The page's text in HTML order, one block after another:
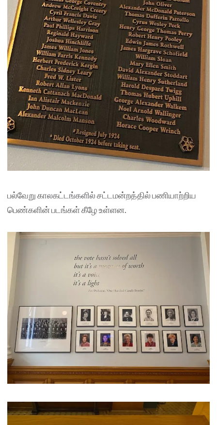
பல்வேறு காலகட்டங்களில் சட்டமன்றத்தில் பணியாற்றிய
பெண்களின் படங்கள் கீழே உள்ளன.